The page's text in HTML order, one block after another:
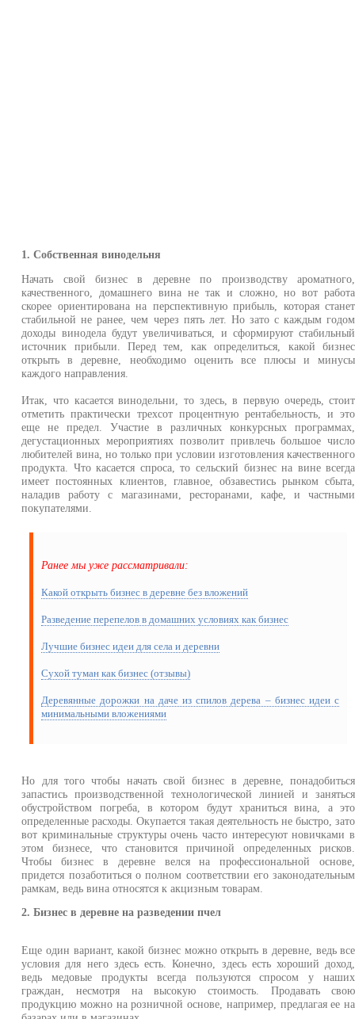
1. Собственная винодельня
Начать свой бизнес в деревне по производству ароматного,
качественного, домашнего вина не так и сложно, но вот работа
скорее ориентирована на перспективную прибыль, которая станет
стабильной не ранее, чем через пять лет. Но зато с каждым годом
доходы винодела будут увеличиваться, и сформируют стабильный
источник прибыли. Перед тем, как определиться, какой бизнес
открыть в деревне, необходимо оценить все плюсы и минусы
каждого направления.
Итак, что касается винодельни, то здесь, в первую очередь, стоит
отметить практически трехсот процентную рентабельность, и это
еще не предел. Участие в различных конкурсных программах,
дегустационных мероприятиях позволит привлечь большое число
любителей вина, но только при условии изготовления качественного
продукта. Что касается спроса, то сельский бизнес на вине всегда
имеет постоянных клиентов, главное, обзавестись рынком сбыта,
наладив работу с магазинами, ресторанами, кафе, и частными
покупателями.
Ранее мы уже рассматривали:
Какой открыть бизнес в деревне без вложений
Разведение перепелов в домашних условиях как бизнес
Лучшие бизнес идеи для села и деревни
Сухой туман как бизнес (отзывы)
Деревянные дорожки на даче из спилов дерева – бизнес идеи с
минимальными вложениями
Но для того чтобы начать свой бизнес в деревне, понадобиться
запастись производственной технологической линией и заняться
обустройством погреба, в котором будут храниться вина, а это
определенные расходы. Окупается такая деятельность не быстро, зато
вот криминальные структуры очень часто интересуют новичками в
этом бизнесе, что становится причиной определенных рисков.
Чтобы бизнес в деревне велся на профессиональной основе,
придется позаботиться о полном соответствии его законодательным
рамкам, ведь вина относятся к акцизным товарам.
2. Бизнес в деревне на разведении пчел
Еще один вариант, какой бизнес можно открыть в деревне, ведь все
условия для него здесь есть. Конечно, здесь есть хороший доход,
ведь медовые продукты всегда пользуются спросом у наших
граждан, несмотря на высокую стоимость. Продавать свою
продукцию можно на розничной основе, например, предлагая ее на